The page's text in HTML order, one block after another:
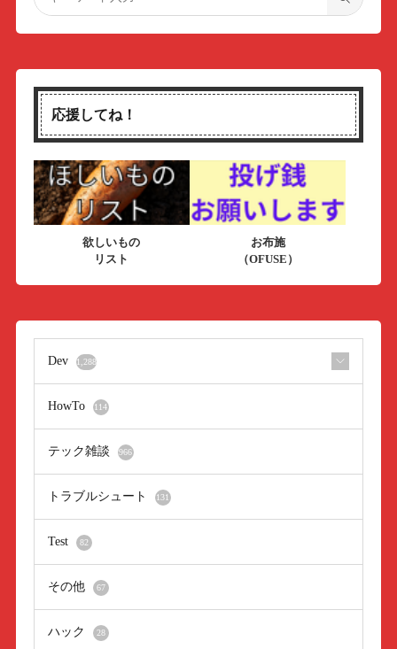
応援してね！
欲しいもの
リスト
お布施
（OFUSE）
Dev 1,288
HowTo 114
テック雑談 966
トラブルシュート 131
Test 82
その他 67
ハック 28